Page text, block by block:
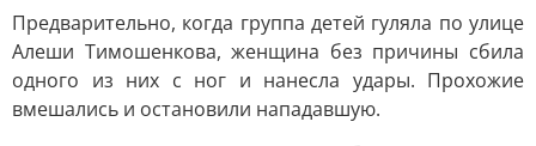
Предварительно, когда группа детей гуляла по улице
Алеши Тимошенкова, женщина без причины сбила
одного из них с ног и нанесла удары. Прохожие
вмешались и остановили нападавшую.